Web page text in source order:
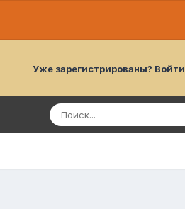
Уже зарегистрированы? Войти